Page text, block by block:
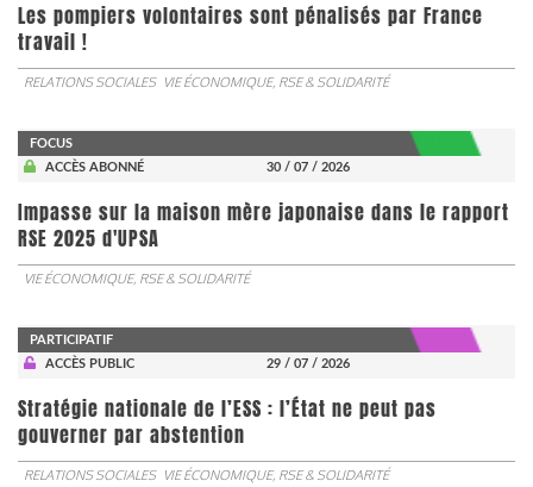
Les pompiers volontaires sont pénalisés par France
travail !
RELATIONS SOCIALES VIE ÉCONOMIQUE, RSE & SOLIDARITÉ
FOCUS
ACCÈS ABONNÉ
30 / 07 / 2026
Impasse sur la maison mère japonaise dans le rapport
RSE 2025 d'UPSA
VIE ÉCONOMIQUE, RSE & SOLIDARITÉ
PARTICIPATIF
ACCÈS PUBLIC
29 / 07 / 2026
Stratégie nationale de l’ESS : l’État ne peut pas
gouverner par abstention
RELATIONS SOCIALES VIE ÉCONOMIQUE, RSE & SOLIDARITÉ